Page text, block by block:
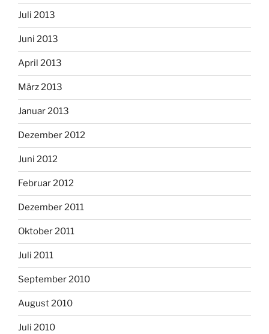
Juli 2013
Juni 2013
April 2013
März 2013
Januar 2013
Dezember 2012
Juni 2012
Februar 2012
Dezember 2011
Oktober 2011
Juli 2011
September 2010
August 2010
Juli 2010